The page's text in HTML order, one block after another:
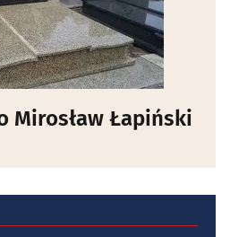
Mirosław Łapiński